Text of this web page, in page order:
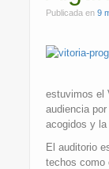
Publicada en 9
estuvimos el
audiencia
acogidos y la
El auditorio
techos como